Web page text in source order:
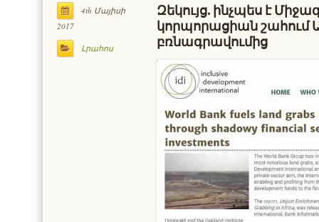
4th Մայիսի
2017
Լրահոս
Զեկույց. ինչպես է
կորպորացիան շահում
բռնագրավումից